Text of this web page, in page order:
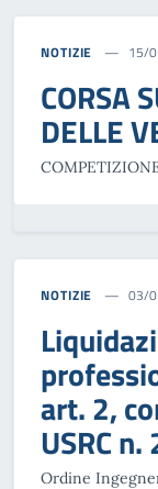
NOTIZIE 15/
CORSA
DELLE
NOTIZIE 03/
art. 2,
USRC
Ordine